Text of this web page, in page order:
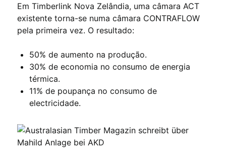
Em Timberlink Nova Zelândia, uma câmara ACT
existente torna-se numa câmara CONTRAFLOW
pela primeira vez. O resultado:
50% de aumento na produção.
30% de economia no consumo de energia
térmica.
11% de poupança no consumo de
electricidade.